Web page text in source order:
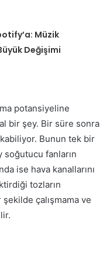
Müzik
Değişimi
potansiyeline
bir şey. Bir süre sonra
Bunun tek bir
fanların
ise hava kanallarını
tozların
şekilde çalışmama ve